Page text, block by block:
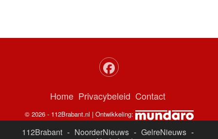
Home Privacybeleid Contact
© 2026 - 112Brabant.nl | Ontwikkeling:
112Brabant - NoorderNieuws - GelreNieuws -